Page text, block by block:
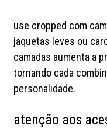
use cropped com
jaquetas leves ou
camadas aumenta a
tornando cada
personalidade.
atenção aos